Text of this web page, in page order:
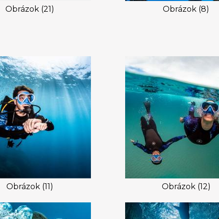
Obrázok (21) Obrázok (8)
Obrázok (11) Obrázok (12)